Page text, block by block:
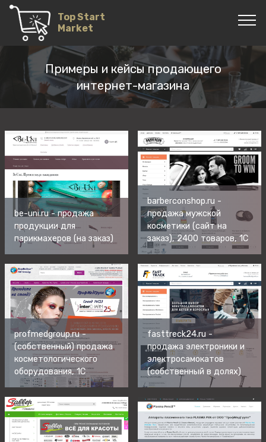
Top Start
Market
Примеры и кейсыпродающего
интернет-магазина
be-uni.ru - продажа
продукции для
парикмахеров (на заказ)
barberconshop.ru -
продажа мужской
косметики (сайт на
заказ), 2400 товаров, 1С
profmedgroup.ru -
(собственный) продажа
косметологического
оборудования, 1С
fasttreck24.ru -
продажа электроники и
электросамокатов
(собственный в долях)